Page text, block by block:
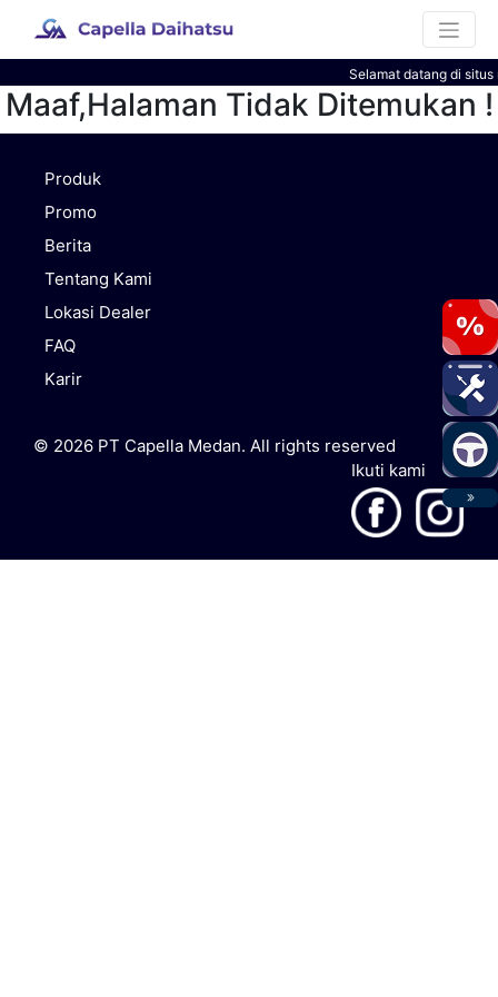
Selamat datang di situs
Maaf,Halaman Tidak Ditemukan !
Produk
Promo
Berita
Tentang Kami
Lokasi Dealer
FAQ
Karir
© 2026 PT Capella Medan. All rights reserved
Ikuti kami